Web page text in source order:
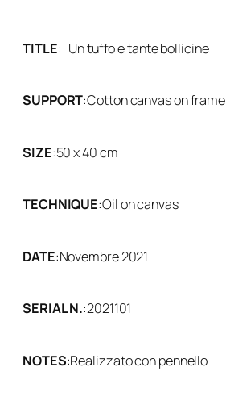
TITLE: Un tuffo e tante bollicine
SUPPORT:Cotton canvas on frame
SIZE:50 x 40 cm
TECHNIQUE:Oil on canvas
DATE:Novembre 2021
SERIAL N.:2021101
NOTES:Realizzato con pennello